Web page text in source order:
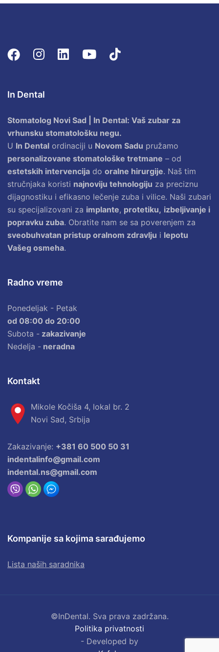
In Dental
Stomatolog Novi Sad | In Dental: Vaš zubar za
vrhunsku stomatološku negu.
U In Dental ordinaciji u Novom Sadu pružamo
personalizovane stomatološke tretmane – od
estetskih intervencija do oralne hirurgije. Naš tim
stručnjaka koristi najnoviju tehnologiju za preciznu
dijagnostiku i efikasno lečenje zuba i vilice. Naši zubari
su specijalizovani za implante, protetiku, izbeljivanje i
popravku zuba. Obratite nam se sa poverenjem za
sveobuhvatan pristup oralnom zdravlju i lepotu
Vašeg osmeha.
Radno vreme
Ponedeljak - Petak
od 08:00 do 20:00
Subota - zakazivanje
Nedelja - neradna
Kontakt
Mikole Kočiša 4, lokal br. 2
Novi Sad, Srbija
Zakazivanje: +381 60 500 50 31
indentalinfo@gmail.com
indental.ns@gmail.com
Kompanije sa kojima sarađujemo
Lista naših saradnika
©InDental. Sva prava zadržana.
Politika privatnosti
- Developed by